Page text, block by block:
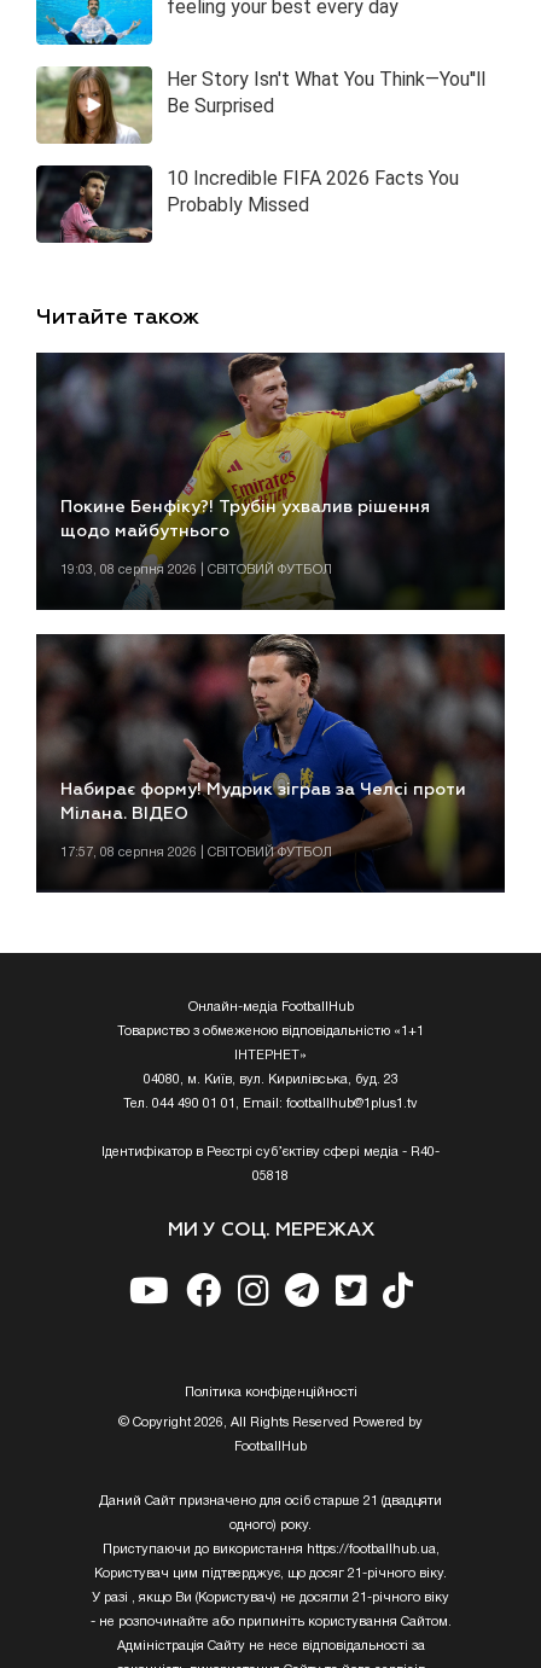
Читайте також
Покине Бенфіку?! Трубін ухвалив рішення
щодо майбутнього
19:03, 08 серпня 2026 | СВІТОВИЙ ФУТБОЛ
Набирає форму! Мудрик зіграв за Челсі проти
Мілана. ВІДЕО
17:57, 08 серпня 2026 | СВІТОВИЙ ФУТБОЛ
Онлайн-медіа FootballHub
Товариство з обмеженою відповідальністю «1+1
ІНТЕРНЕТ»
04080, м. Київ, вул. Кирилівська, буд. 23
Тел. 044 490 01 01, Email: footballhub@1plus1.tv
Ідентифікатор в Реєстрі суб’єктіву сфері медіа - R40-
05818
МИ У СОЦ. МЕРЕЖАХ
Полiтика конфiденцiйностi
© Copyright 2026, All Rights Reserved Powered by
FootballHub
Даний Сайт призначено для осіб старше 21 (двадцяти
одного) року.
Приступаючи до використання https://footballhub.ua,
Користувач цим підтверджує, що досяг 21-річного віку.
У разі , якщо Ви (Користувач) не досягли 21-річного віку
- не розпочинайте або припиніть користування Сайтом.
Адміністрація Сайту не несе відповідальності за